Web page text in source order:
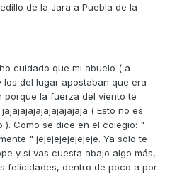
de la Jara a Puebla de la
cuidado que mi abuelo ( a
del lugar apostaban que era
porque la fuerza del viento te
( Esto no es
Como se dice en el colegio: "
" jejejejejejejeje. Ya solo te
y si vas cuesta abajo algo más,
felicidades, dentro de poco a por